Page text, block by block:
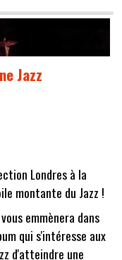
Jazz
Londres à la
montante du Jazz !
emmènera dans
qui s'intéresse aux
d'atteindre une